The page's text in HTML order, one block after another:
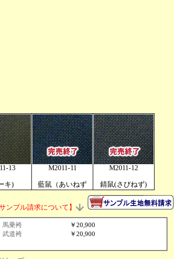
13
キ)
M2011-11
藍鼠（あいねず
M2011-12
錆鼠(さびねず)
サンプル請求について】
馬乗袴
￥20,900
武道袴
￥20,900